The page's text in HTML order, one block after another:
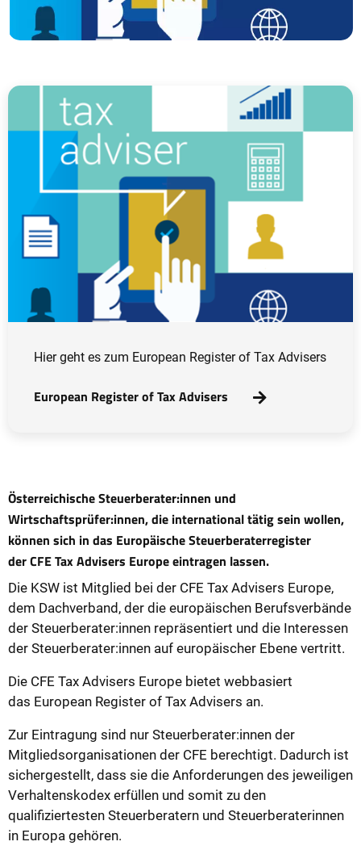
Hier geht es zum European Register of Tax Advisers
European Register of Tax Advisers
Österreichische Steuerberater:innen und
Wirtschaftsprüfer:innen, die international tätig sein wollen,
können sich in das Europäische Steuerberaterregister
der CFE Tax Advisers Europe eintragen lassen.
Die KSW ist Mitglied bei der CFE Tax Advisers Europe,
dem Dachverband, der die europäischen Berufsverbände
der Steuerberater:innen repräsentiert und die Interessen
der Steuerberater:innen auf europäischer Ebene vertritt.
Die CFE Tax Advisers Europe bietet webbasiert
das European Register of Tax Advisers an.
Zur Eintragung sind nur Steuerberater:innen der
Mitgliedsorganisationen der CFE berechtigt. Dadurch ist
sichergestellt, dass sie die Anforderungen des jeweiligen
Verhaltenskodex erfüllen und somit zu den
qualifiziertesten Steuerberatern und Steuerberaterinnen
in Europa gehören.